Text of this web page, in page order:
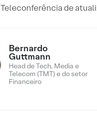
Teleconferência de
Bernardo
Guttmann
Head de Tech, Media e
Telecom (TMT) e do setor
Financeiro